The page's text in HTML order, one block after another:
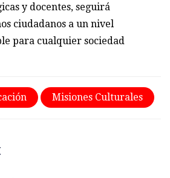
y docentes, seguirá
ciudadanos a un nivel
para cualquier sociedad
Misiones Culturales